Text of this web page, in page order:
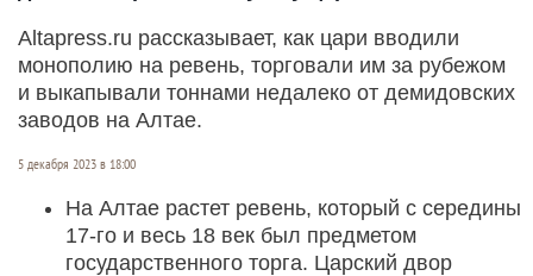
Altapress.ru рассказывает, как цари вводили
монополию на ревень, торговали им за рубежом
и выкапывали тоннами недалеко от демидовских
заводов на Алтае.
5 декабря 2023 в 18:00
На Алтае растет ревень, который с середины
17-го и весь 18 век был предметом
государственного торга. Царский двор